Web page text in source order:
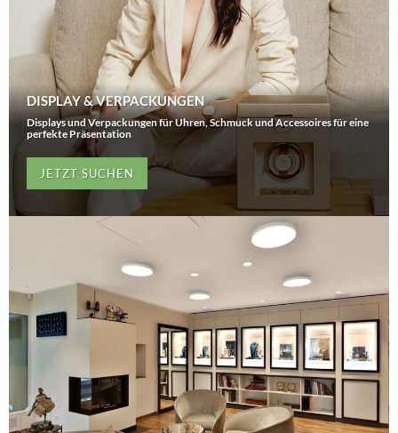
DISPLAY & VERPACKUNGEN
Displays und Verpackungen für Uhren, Schmuck und Accessoires für eine
perfekte Präsentation
JETZT SUCHEN